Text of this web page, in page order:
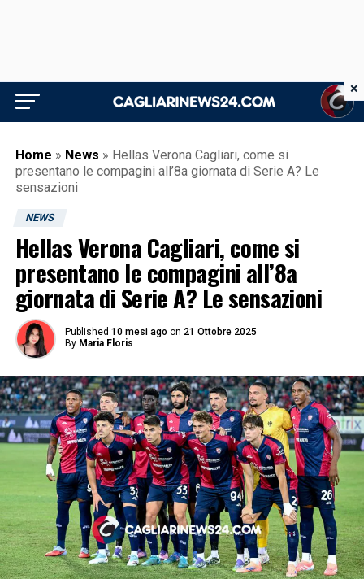
Home » News » Hellas Verona Cagliari, come si
presentano le compagini all’8a giornata di Serie A? Le
sensazioni
NEWS
Hellas Verona Cagliari, come si
presentano le compagini all’8a
giornata di Serie A? Le sensazioni
Published 10 mesi ago on 21 Ottobre 2025
By Maria Floris
×